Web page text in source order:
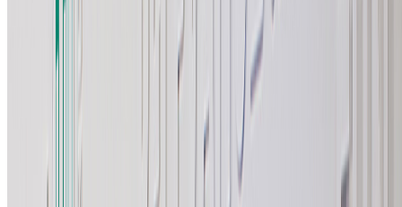
BRAND 华海药业
SERVICE 企业文化文案梳理 / VI系统升级 / 室内导视系统设
此次品牌升级，通过优化企业文化展示与品牌视觉体系，为华
海药业在内部打造出充满归属感的文化氛围，在外部呈现出专
业且具有吸引力的品牌形象，为企业未来的发展注入新的活